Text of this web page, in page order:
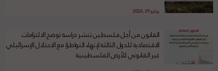
يوليو 29, 2026
القانون من أجل فلسطين تنشر دراسة توضح الالتزامات
الاقتصادية للدول الثالثة لإنهاء التواطؤ مع الاحتلال الإسرائيلي
غير القانوني للأرض الفلسطينية